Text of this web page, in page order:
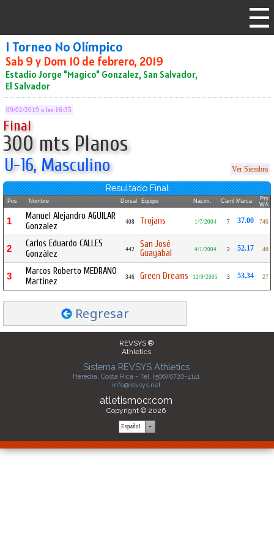
I Torneo No Olímpico
Sab 9 y Dom 10 de febrero, 2019
Estadio Jorge "Magico" Gonzalez, San Salvador,
El Salvador
09/02/2019 a las 16:35
Final
300 mts Planos
U-16, Masculino Ver Siembra
Resultado Final
Pos Nombre Dorsal Equipo Nacim. Carril Marca
Pts
WA
1
Manuel Alejandro AGUILAR
Gonzalez
408 Trojans 1/7/2004 7 37.00 746
2
Carlos Eduardo CALLES
Gonzàlez
442
San José
Guayabal
4/1/2004 2 52.17 46
3
Marcos Roberto MEDRANO
Martinez
346 Green Dreams 12/9/2005 3 53.34 27
Regresar
REVSYS ®
Athletics
Sistema REVSYS Athletics
Heredia, Costa Rica - Tel. (506) 8720-4141
info@revsys.net
atletismocr.com
Copyright © 2026